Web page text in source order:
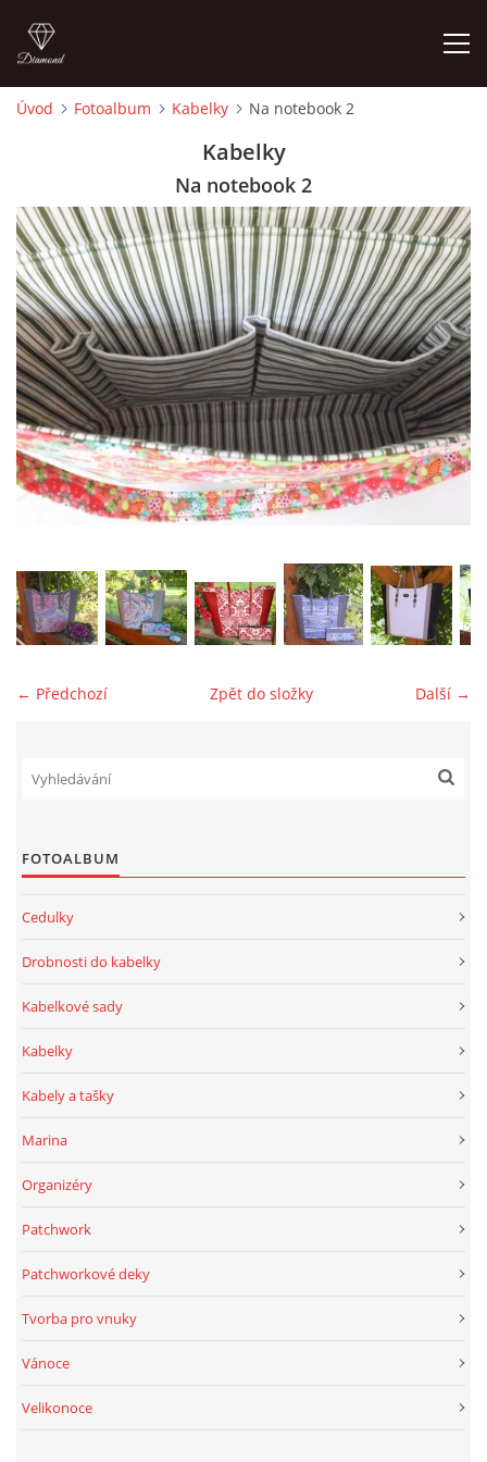
CEDULKY
MOJE POSLEDNÍ PRÁCE
© 2025 eStránky.cz
Úvod Fotoalbum Kabelky Na notebook 2
Kabelky
Na notebook 2
← Předchozí Další →
Zpět do složky
FOTOALBUM
Cedulky
Drobnosti do kabelky
Kabelkové sady
Kabelky
Kabely a tašky
Marina
Organizéry
Patchwork
Patchworkové deky
Tvorba pro vnuky
Vánoce
Velikonoce